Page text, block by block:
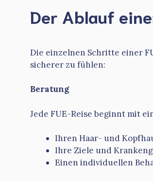
Der Ablauf
Die einzelnen Schritte einer
sicherer zu fühlen:
Beratung
Jede FUE-Reise beginnt mit
Ihren Haar- und
Ihre Ziele und
Einen individuellen